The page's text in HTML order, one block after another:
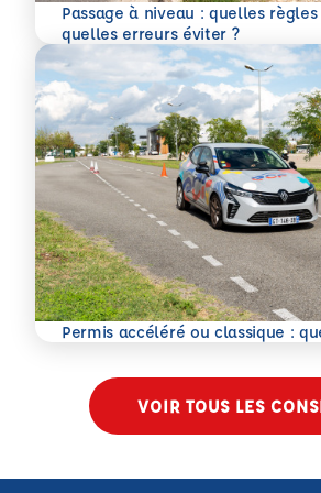
Passage à niveau : quelles
quelles erreurs éviter ?
En savoir plus
Permis accéléré ou classique :
En savoir plus
VOIR TOUS LES